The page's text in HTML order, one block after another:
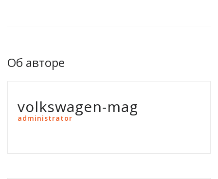
Об авторе
volkswagen-mag
administrator